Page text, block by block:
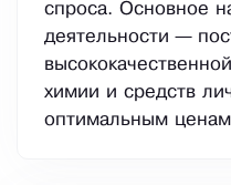
спроса. Основное
деятельности —
химии и средств
оптимальным